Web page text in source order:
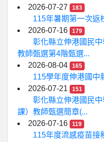
2026-07-27
183
115年暑期第一次返
2026-07-16
179
彰化縣立伸港國民
教師甄選第4階甄選...
2026-08-04
165
115學年度伸港國中
2026-07-21
151
彰化縣立伸港國民
課）教師甄選簡章(...
2026-07-16
119
115年度流感疫苗接